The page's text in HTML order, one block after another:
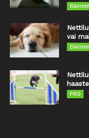
vai
PRO